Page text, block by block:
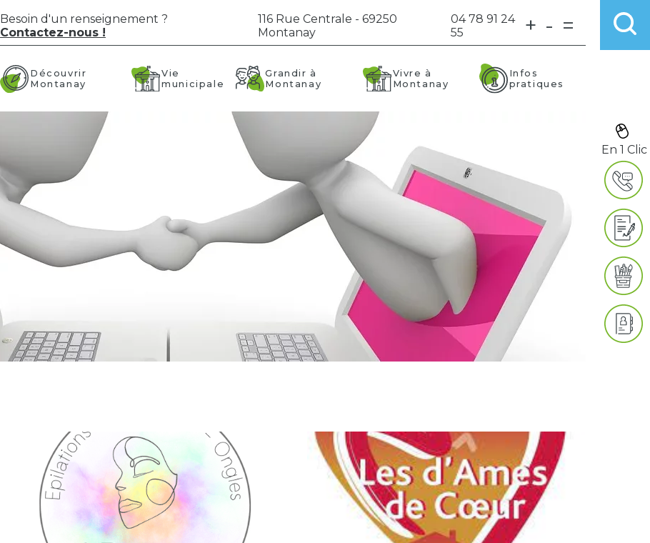
Besoin d'un renseignement ?
Contactez-nous !
116 Rue Centrale - 69250
Montanay
04 78 91 24
55
+ - =
Découvrir
Montanay
Vie
municipale
Grandir à
Montanay
Vivre à
Montanay
Infos
pratiques
En 1 Clic